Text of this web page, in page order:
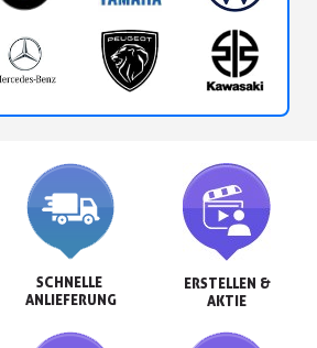
SCHNELLE
ANLIEFERUNG
ERSTELLEN &
AKTIE